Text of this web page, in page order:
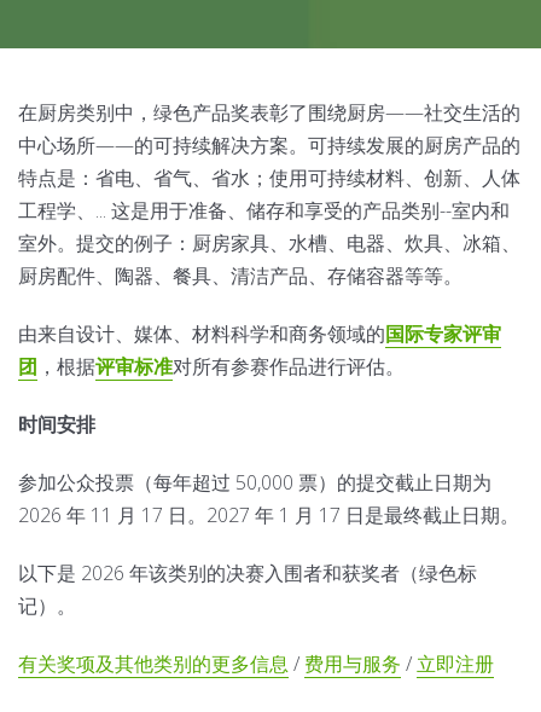
在厨房类别中，绿色产品奖表彰了围绕厨房——社交生活的
中心场所——的可持续解决方案。可持续发展的厨房产品的
特点是：省电、省气、省水；使用可持续材料、创新、人体
工程学、... 这是用于准备、储存和享受的产品类别--室内和
室外。提交的例子：厨房家具、水槽、电器、炊具、冰箱、
厨房配件、陶器、餐具、清洁产品、存储容器等等。
由来自设计、媒体、材料科学和商务领域的国际专家评审
团 ，根据评审标准对所有参赛作品进行评估。
时间安排
参加公众投票（每年超过 50,000 票）的提交截止日期为
2026 年 11 月 17 日。2027 年 1 月 17 日是最终截止日期。
以下是 2026 年该类别的决赛入围者和获奖者（绿色标
记）。
有关奖项及其他类别的更多信息 / 费用与服务 / 立即注册